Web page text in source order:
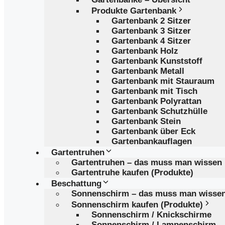
Produkte Gartenbank
Gartenbank 2 Sitzer
Gartenbank 3 Sitzer
Gartenbank 4 Sitzer
Gartenbank Holz
Gartenbank Kunststoff
Gartenbank Metall
Gartenbank mit Stauraum
Gartenbank mit Tisch
Gartenbank Polyrattan
Gartenbank Schutzhülle
Gartenbank Stein
Gartenbank über Eck
Gartenbankauflagen
Gartentruhen
Gartentruhen – das muss man wissen
Gartentruhe kaufen (Produkte)
Beschattung
Sonnenschirm – das muss man
Sonnenschirm kaufen (Produkte)
Sonnenschirm / Knickschirme